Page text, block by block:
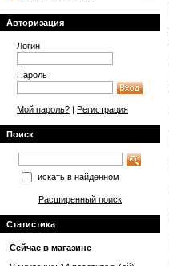
Авторизация
Логин
Пароль
Мой пароль? | Регистрация
Поиск
искать в найденном
Расширенный поиск
Статистика
Сейчас в магазине